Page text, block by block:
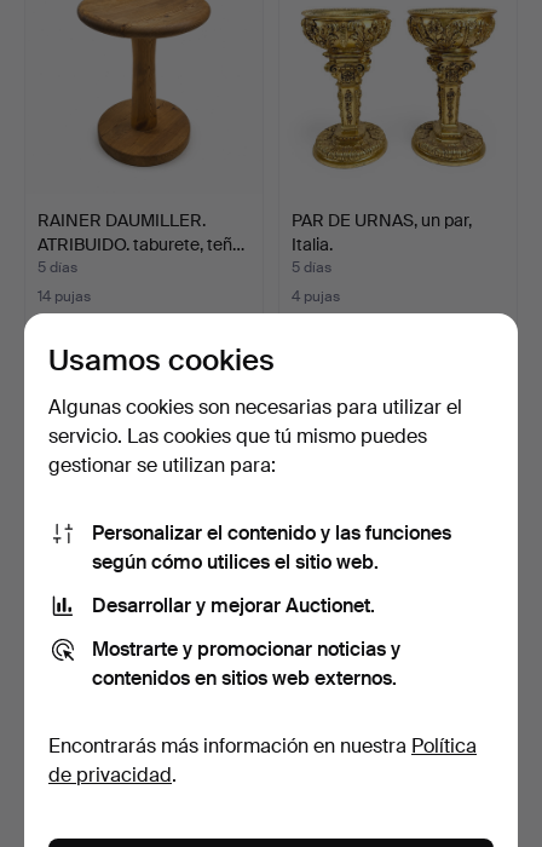
RAINER DAUMILLER.
ATRIBUIDO. taburete, teñ…
5 días
14 pujas
169 USD
PAR DE URNAS, un par,
Italia.
5 días
4 pujas
estilo Carl Larsson, si…
6 días
Usamos cookies
Algunas cookies son necesarias para utilizar el
servicio. Las cookies que tú mismo puedes
gestionar se utilizan para:
Personalizar el contenido y las funciones
según cómo utilices el sitio web.
Desarrollar y mejorar Auctionet.
Mostrarte y promocionar noticias y
contenidos en sitios web externos.
Encontrarás más información en nuestra Política
de privacidad.